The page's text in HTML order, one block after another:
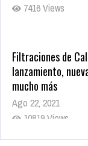
7416 Views
Filtraciones de
lanzamiento,
mucho más
Ago 22, 2021
10819 Views
La configuración